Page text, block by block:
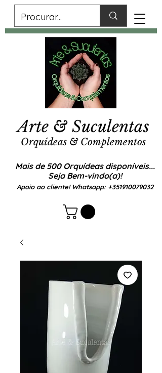
Mais de 500 Orquídeas disponíveis...
Seja Bem-vindo(a)!
Apoio ao cliente! Whatsapp: +351910079032
Arte & Suculentas
Orquídeas & Complementos